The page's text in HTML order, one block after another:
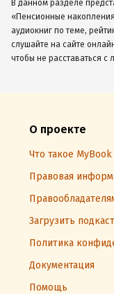
В данном разделе
«Пенсионные
аудиокниг по теме,
слушайте на сайте
чтобы не расставаться
О проекте
Что такое MyBook
Правовая
Загрузить
Политика
Документация
Помощь